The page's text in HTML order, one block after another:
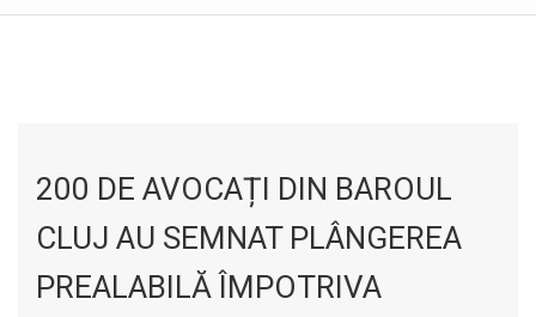
200 DE AVOCAȚI DIN BAROUL
CLUJ AU SEMNAT PLÂNGEREA
PREALABILĂ ÎMPOTRIVA